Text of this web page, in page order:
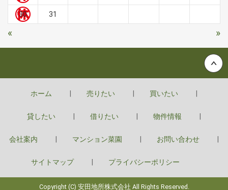
30 31
« »
ホーム 売りたい 買いたい
貸したい 借りたい 物件情報
会社案内 マンション菜園 お問い合わせ
サイトマップ プライバシーポリシー
Copyright (C) 安田地所株式会社 All Rights Reserved.